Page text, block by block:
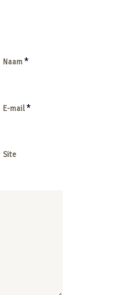
Naam*
E-mail*
Site